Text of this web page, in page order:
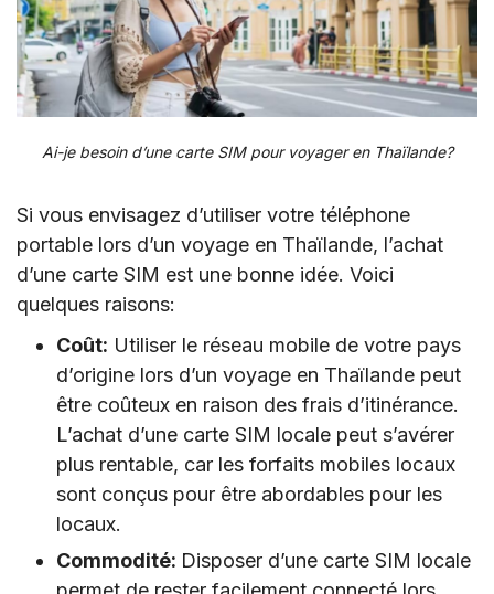
VII. Les Opérateurs en Thaïlande Proposent-ils
l’eSIM ?
VIII. FAQ sur les Opérateurs Mobiles en
Thaïlande
Ai-je besoin d’une carte SIM pour voyager en Thaïlande?
Si vous envisagez d’utiliser votre téléphone
portable lors d’un voyage en Thaïlande, l’achat
d’une carte SIM est une bonne idée. Voici
quelques raisons:
Coût: Utiliser le réseau mobile de votre pays
d’origine lors d’un voyage en Thaïlande peut
être coûteux en raison des frais d’itinérance.
L’achat d’une carte SIM locale peut s’avérer
plus rentable, car les forfaits mobiles locaux
sont conçus pour être abordables pour les
locaux.
Commodité: Disposer d’une carte SIM locale